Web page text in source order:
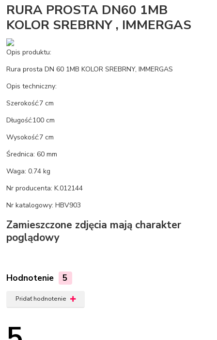
RURA PROSTA DN60 1MB
KOLOR SREBRNY , IMMERGAS
Opis produktu:
Rura prosta DN 60 1MB KOLOR SREBRNY, IMMERGAS
Opis techniczny:
Szerokość:7 cm
Długość:100 cm
Wysokość:7 cm
Średnica: 60 mm
Waga: 0.74 kg
Nr producenta: K.012144
Nr katalogowy: HBV903
Zamieszczone zdjęcia mają charakter
poglądowy
Hodnotenie 5
Pridať hodnotenie